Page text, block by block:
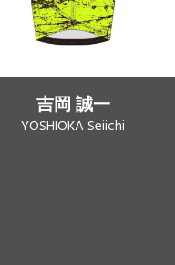
吉岡 誠一
YOSHIOKA Seiichi